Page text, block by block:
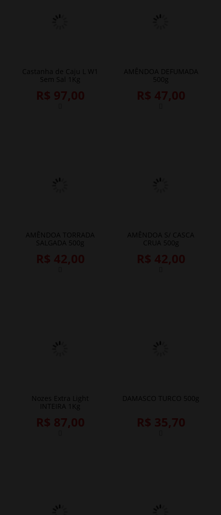
Castanha de Caju L W1
Sem Sal 1Kg
R$ 97,00
AMÊNDOA DEFUMADA
500g
R$ 47,00
AMÊNDOA TORRADA
SALGADA 500g
R$ 42,00
AMÊNDOA S/ CASCA
CRUA 500g
R$ 42,00
Nozes Extra Light
INTEIRA 1Kg
R$ 87,00
DAMASCO TURCO 500g
R$ 35,70